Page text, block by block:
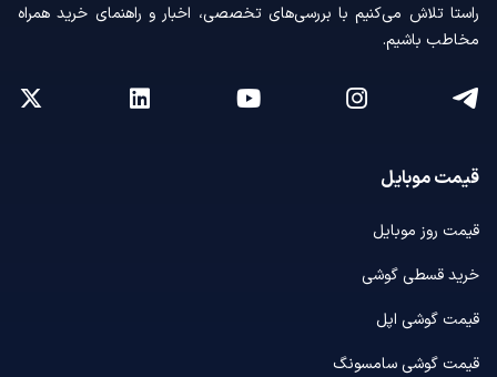
راستا تلاش می‌کنیم با بررسی‌های تخصصی، اخبار و راهنمای خرید همراه
مخاطب باشیم.
قیمت موبایل
قیمت روز موبایل
خرید قسطی گوشی
قیمت گوشی اپل
قیمت گوشی سامسونگ